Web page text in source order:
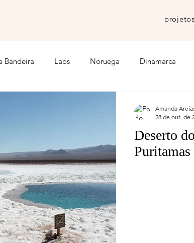
projetos
Bandeira Laos Noruega Dinamarca
Inspiração
Deserto
Puritamas
Amanda
28 de out. de